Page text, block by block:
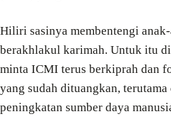
Hiliri sasinya membentengi
berakhlakul karimah. Untuk itu
minta ICMI terus berkiprah dan
yang sudah dituangkan, terutama
peningkatan sumber daya